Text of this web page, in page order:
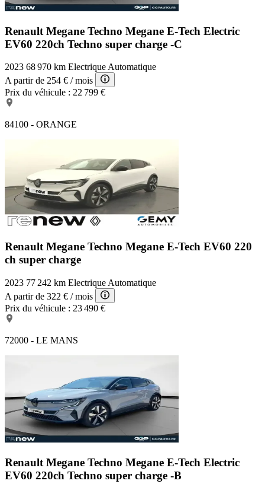
Renault Megane Techno Megane E-Tech Electric
EV60 220ch Techno super charge -C
2023 68 970 km ElectriqueAutomatique
A partir de 254 € / mois
Prix du véhicule : 22 799 €
84100 - ORANGE
Renault Megane Techno Megane E-Tech EV60 220
ch super charge
2023 77 242 km Electrique Automatique
A partir de 322 € / mois
Prix du véhicule : 23 490 €
72000 - LE MANS
Renault Megane Techno Megane E-Tech Electric
EV60 220ch Techno super charge -B